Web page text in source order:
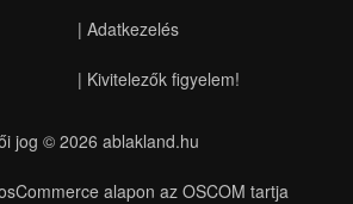
| Adatkezelés
| Kivitelezők figyelem!
jog © 2026 ablakland.hu
alapon az OSCOM tartja